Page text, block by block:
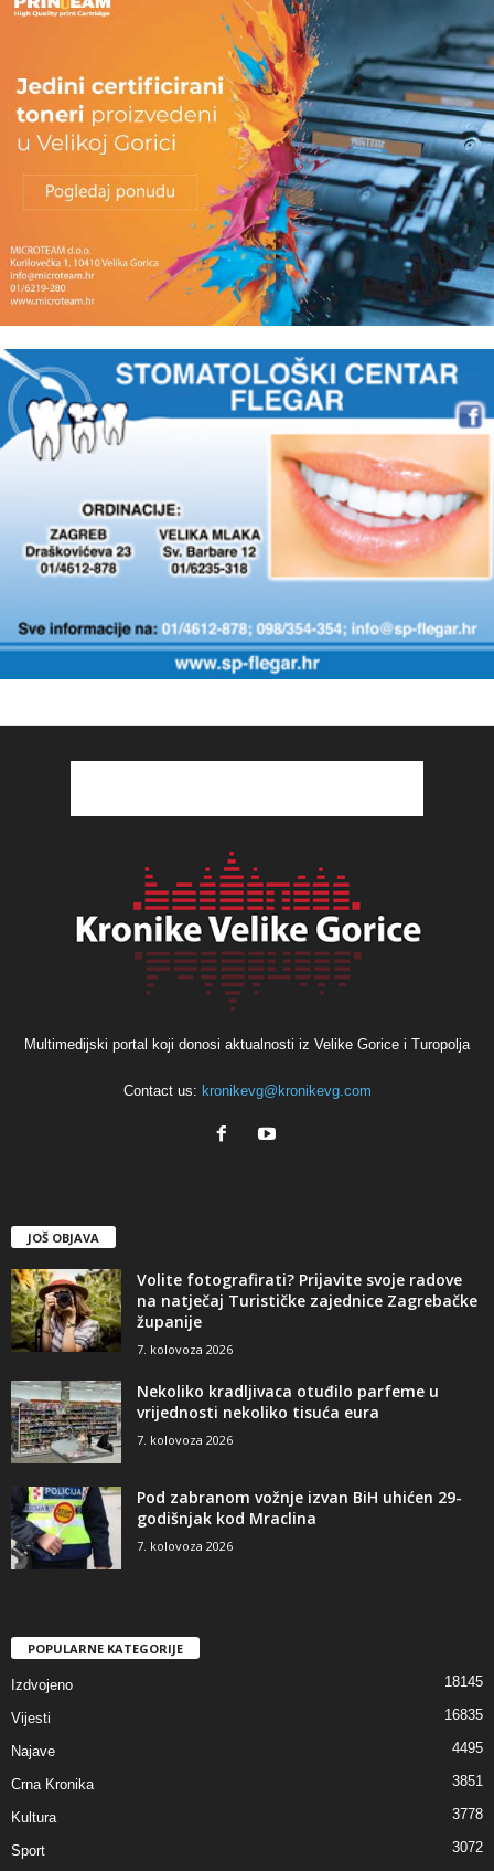
Multimedijski portal koji donosi aktualnosti iz Velike Gorice i Turopolja
Contact us: kronikevg@kronikevg.com
JOŠ OBJAVA
Volite fotografirati? Prijavite svoje radove
na natječaj Turističke zajednice Zagrebačke
županije
7. kolovoza 2026
Nekoliko kradljivaca otuđilo parfeme u
vrijednosti nekoliko tisuća eura
7. kolovoza 2026
Pod zabranom vožnje izvan BiH uhićen 29-
godišnjak kod Mraclina
7. kolovoza 2026
POPULARNE KATEGORIJE
Izdvojeno 18145
Vijesti 16835
Najave 4495
Crna Kronika 3851
Kultura 3778
Sport 3072